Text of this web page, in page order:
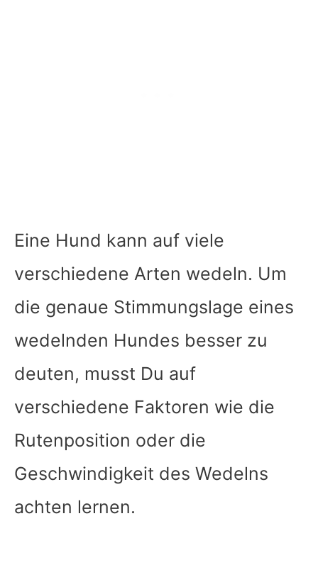
Eine Hund kann auf viele
verschiedene Arten wedeln. Um
die genaue Stimmungslage eines
wedelnden Hundes besser zu
deuten, musst Du auf
verschiedene Faktoren wie die
Rutenposition oder die
Geschwindigkeit des Wedelns
achten lernen.